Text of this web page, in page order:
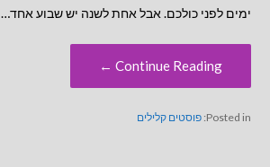
ימים לפני כולכם. אבל אחת לשנה יש שבוע אחד…
Continue Reading ←
Posted in: פוסטים קלילים